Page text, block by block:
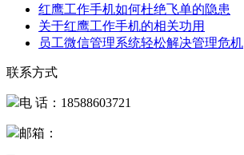
红鹰工作手机如何杜绝飞单的隐患
关于红鹰工作手机的相关功用
员工微信管理系统轻松解决管理危机
联系方式
电 话：18588603721
邮箱：